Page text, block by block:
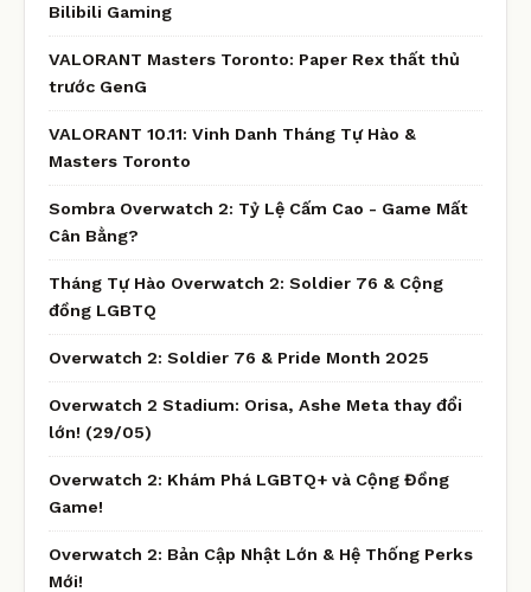
Bilibili Gaming
VALORANT Masters Toronto: Paper Rex thất thủ
trước GenG
VALORANT 10.11: Vinh Danh Tháng Tự Hào &
Masters Toronto
Sombra Overwatch 2: Tỷ Lệ Cấm Cao - Game Mất
Cân Bằng?
Tháng Tự Hào Overwatch 2: Soldier 76 & Cộng
đồng LGBTQ
Overwatch 2: Soldier 76 & Pride Month 2025
Overwatch 2 Stadium: Orisa, Ashe Meta thay đổi
lớn! (29/05)
Overwatch 2: Khám Phá LGBTQ+ và Cộng Đồng
Game!
Overwatch 2: Bản Cập Nhật Lớn & Hệ Thống Perks
Mới!